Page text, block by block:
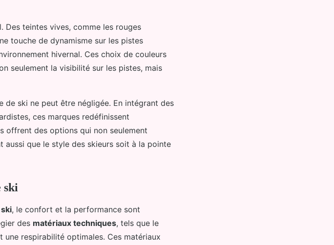
Des teintes vives, comme les rouges
touche de dynamisme sur les pistes
hivernal. Ces choix de couleurs
seulement la visibilité sur les pistes, mais
de ski ne peut être négligée. En intégrant des
ces marques redéfinissent
offrent des options qui non seulement
aussi que le style des skieurs soit à la pointe
ski
, le confort et la performance sont
des matériaux techniques, tels que le
une respirabilité optimales. Ces matériaux